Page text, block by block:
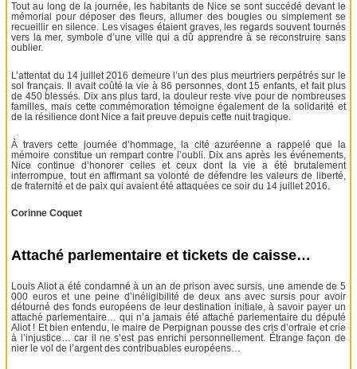
Tout au long de la journée, les habitants de Nice se sont succédé devant le
mémorial pour déposer des fleurs, allumer des bougies ou simplement se
recueillir en silence. Les visages étaient graves, les regards souvent tournés
vers la mer, symbole d’une ville qui a dû apprendre à se reconstruire sans
oublier.
L’attentat du 14 juillet 2016 demeure l’un des plus meurtriers perpétrés sur le
sol français. Il avait coûté la vie à 86 personnes, dont 15 enfants, et fait plus
de 450 blessés. Dix ans plus tard, la douleur reste vive pour de nombreuses
familles, mais cette commémoration témoigne également de la solidarité et
de la résilience dont Nice a fait preuve depuis cette nuit tragique.
À travers cette journée d’hommage, la cité azuréenne a rappelé que la
mémoire constitue un rempart contre l’oubli. Dix ans après les événements,
Nice continue d’honorer celles et ceux dont la vie a été brutalement
interrompue, tout en affirmant sa volonté de défendre les valeurs de liberté,
de fraternité et de paix qui avaient été attaquées ce soir du 14 juillet 2016.
Corinne Coquet
Attaché parlementaire et tickets de caisse…
Louis Aliot a été condamné à un an de prison avec sursis, une amende de 5
000 euros et une peine d’inéligibilité de deux ans avec sursis pour avoir
détourné des fonds européens de leur destination initiale, à savoir payer un
attaché parlementaire… qui n’a jamais été attaché parlementaire du député
Aliot ! Et bien entendu, le maire de Perpignan pousse des cris d’orfraie et crie
à l’injustice… car il ne s’est pas enrichi personnellement. Étrange façon de
nier le vol de l’argent des contribuables européens…